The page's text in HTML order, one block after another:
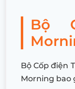
Bộ
Bộ Cốp điện
Morning bao